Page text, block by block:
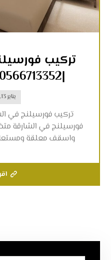
تركيب
|0566713352| فني تركيب
يناير 13, 2025
تركيب فورسيلنج في
فورسيلنج في الشارقة
واسقف معلقة